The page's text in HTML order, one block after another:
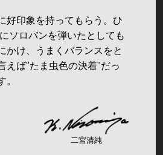
好印象を持ってもらう。ひ
ソロバンを弾いたとしても
かけ、うまくバランスをと
えば"たま虫色の決着"だっ
。
二宮清純